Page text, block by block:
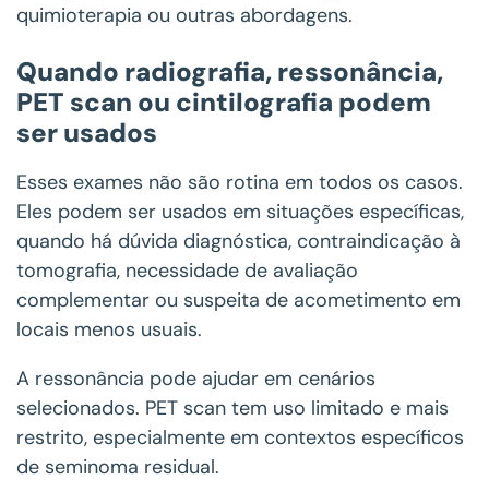
quimioterapia ou outras abordagens.
Quando radiografia, ressonância,
PET scan ou cintilografia podem
ser usados
Esses exames não são rotina em todos os casos.
Eles podem ser usados em situações específicas,
quando há dúvida diagnóstica, contraindicação à
tomografia, necessidade de avaliação
complementar ou suspeita de acometimento em
locais menos usuais.
A ressonância pode ajudar em cenários
selecionados. PET scan tem uso limitado e mais
restrito, especialmente em contextos específicos
de seminoma residual.